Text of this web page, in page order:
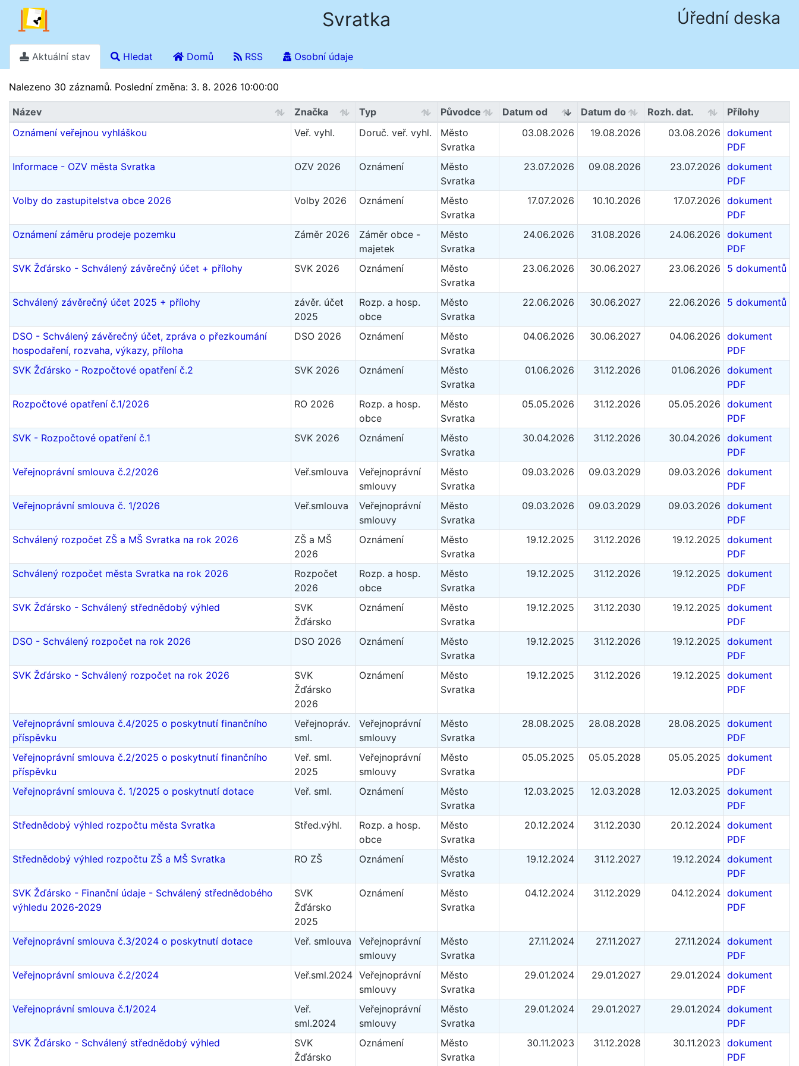
Svratka Úřední deska
Aktuální stav Hledat Domů RSS Osobní údaje
Stav k 6. 8. 2026 18.03
Nalezeno 30 záznamů. Poslední změna: 3. 8. 2026 10:00:00
Název Značka Typ Původce Datum od Datum do Rozh. dat.
Přílohy
Oznámení veřejnou vyhláškou
Veř. vyhl. Doruč. veř. vyhl.
Město
Svratka
03.08.2026 19.08.2026 03.08.2026 dokument
PDF
Informace - OZV města Svratka
OZV 2026 Oznámení
Město
Svratka
23.07.2026 09.08.2026 23.07.2026 dokument
PDF
Volby do zastupitelstva obce 2026
Volby 2026 Oznámení
Město
Svratka
17.07.2026 10.10.2026 17.07.2026 dokument
PDF
Oznámení záměru prodeje pozemku
Záměr 2026
Záměr obce -
majetek
Město
Svratka
24.06.2026 31.08.2026 24.06.2026 dokument
PDF
SVK Žďársko - Schválený závěrečný účet + přílohy
SVK 2026 Oznámení
Město
Svratka
23.06.2026 30.06.2027 23.06.2026 5 dokumentů
Schválený závěrečný účet 2025 + přílohy
závěr. účet
2025
Rozp. a hosp.
obce
Město
Svratka
22.06.2026 30.06.2027 22.06.2026 5 dokumentů
DSO - Schválený závěrečný účet, zpráva o přezkoumání
hospodaření, rozvaha, výkazy, příloha
DSO 2026 Oznámení
Město
Svratka
04.06.2026 30.06.2027 04.06.2026 dokument
PDF
SVK Žďársko - Rozpočtové opatření č.2
SVK 2026 Oznámení
Město
Svratka
01.06.2026 31.12.2026 01.06.2026 dokument
PDF
Rozpočtové opatření č.1/2026
RO 2026
Rozp. a hosp.
obce
Město
Svratka
05.05.2026 31.12.2026 05.05.2026 dokument
PDF
SVK - Rozpočtové opatření č.1
SVK 2026 Oznámení
Město
Svratka
30.04.2026 31.12.2026 30.04.2026 dokument
PDF
Veřejnoprávní smlouva č.2/2026
Veř.smlouva
Veřejnoprávní
smlouvy
Město
Svratka
09.03.2026 09.03.2029 09.03.2026 dokument
PDF
Veřejnoprávní smlouva č. 1/2026
Veř.smlouva
Veřejnoprávní
smlouvy
Město
Svratka
09.03.2026 09.03.2029 09.03.2026 dokument
PDF
Schválený rozpočet ZŠ a MŠ Svratka na rok 2026
ZŠ a MŠ
2026
Oznámení
Město
Svratka
19.12.2025 31.12.2026 19.12.2025 dokument
PDF
Schválený rozpočet města Svratka na rok 2026
Rozpočet
2026
Rozp. a hosp.
obce
Město
Svratka
19.12.2025 31.12.2026 19.12.2025 dokument
PDF
SVK Žďársko - Schválený střednědobý výhled
SVK
Žďársko
Oznámení
Město
Svratka
19.12.2025 31.12.2030 19.12.2025 dokument
PDF
DSO - Schválený rozpočet na rok 2026
DSO 2026 Oznámení
Město
Svratka
19.12.2025 31.12.2026 19.12.2025 dokument
PDF
SVK Žďársko - Schválený rozpočet na rok 2026
SVK
Žďársko
2026
Oznámení
Město
Svratka
19.12.2025 31.12.2026 19.12.2025 dokument
PDF
Veřejnoprávní smlouva č.4/2025 o poskytnutí finančního
příspěvku
Veřejnopráv.
sml.
Veřejnoprávní
smlouvy
Město
Svratka
28.08.2025 28.08.2028 28.08.2025 dokument
PDF
Veřejnoprávní smlouva č.2/2025 o poskytnutí finančního
příspěvku
Veř. sml.
2025
Veřejnoprávní
smlouvy
Město
Svratka
05.05.2025 05.05.2028 05.05.2025 dokument
PDF
Veřejnoprávní smlouva č. 1/2025 o poskytnutí dotace
Veř. sml. Oznámení
Město
Svratka
12.03.2025 12.03.2028 12.03.2025 dokument
PDF
Střednědobý výhled rozpočtu města Svratka
Střed.výhl.
Rozp. a hosp.
obce
Město
Svratka
20.12.2024 31.12.2030 20.12.2024 dokument
PDF
Střednědobý výhled rozpočtu ZŠ a MŠ Svratka
RO ZŠ Oznámení
Město
Svratka
19.12.2024 31.12.2027 19.12.2024 dokument
PDF
SVK Žďársko - Finanční údaje - Schválený střednědobého
výhledu 2026-2029
SVK
Žďársko
2025
Oznámení
Město
Svratka
04.12.2024 31.12.2029 04.12.2024 dokument
PDF
Veřejnoprávní smlouva č.3/2024 o poskytnutí dotace Veř. smlouva
Veřejnoprávní
smlouvy
Město
Svratka
27.11.2024 27.11.2027 27.11.2024 dokument
PDF
Veřejnoprávní smlouva č.2/2024
Veř.sml.2024 Veřejnoprávní
smlouvy
Město
Svratka
29.01.2024 29.01.2027 29.01.2024 dokument
PDF
Veřejnoprávní smlouva č.1/2024
Veř.
sml.2024
Veřejnoprávní
smlouvy
Město
Svratka
29.01.2024 29.01.2027 29.01.2024 dokument
PDF
SVK Žďársko - Schválený střednědobý výhled
SVK
Žďársko
Oznámení
Město
Svratka
30.11.2023 31.12.2028 30.11.2023 dokument
PDF